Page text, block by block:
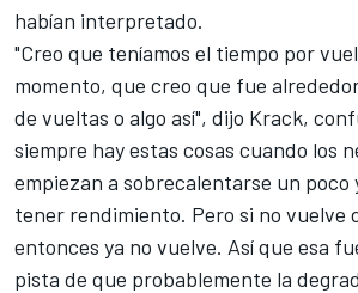
habían interpretado.
"Creo que teníamos el tiempo por
momento, que creo que fue
de vueltas o algo así", dijo Krack,
siempre hay estas cosas cuando los
empiezan a sobrecalentarse un poco
tener rendimiento. Pero si no vuelve
entonces ya no vuelve. Así que esa
pista de que probablemente la